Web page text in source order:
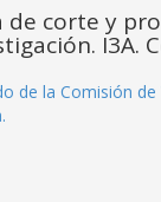
de corte y
I3A.
de la Comisión